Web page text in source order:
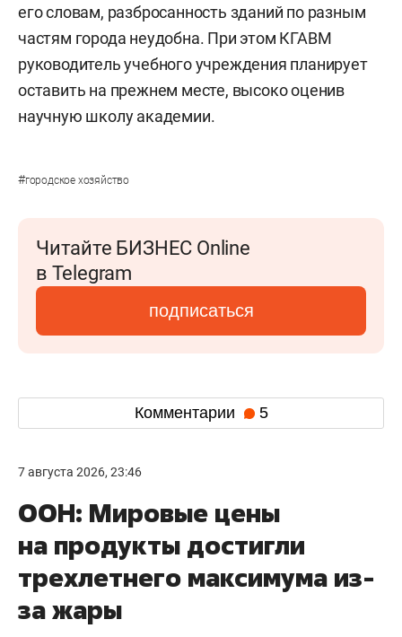
его словам, разбросанность зданий по разным
частям города неудобна. При этом КГАВМ
руководитель учебного учреждения планирует
оставить на прежнем месте, высоко оценив
научную школу академии.
#городское хозяйство
Читайте БИЗНЕС Online
в Telegram
подписаться
Комментарии 5
7 августа 2026, 23:46
ООН: Мировые цены
на продукты достигли
трехлетнего максимума из-
за жары